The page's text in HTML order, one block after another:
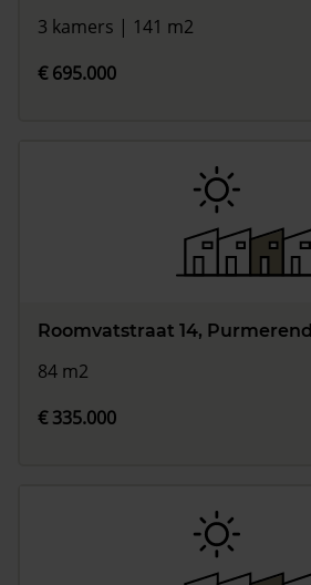
3 kamers | 141 m2
€ 695.000
Roomvatstraat 14, Purmerend
84 m2
€ 335.000